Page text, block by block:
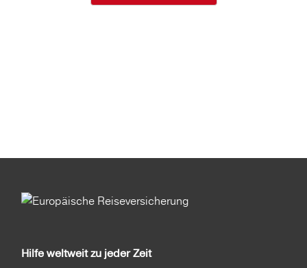
Hilfe weltweit zu jeder Zeit